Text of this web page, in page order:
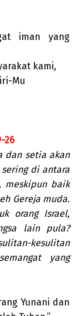
iman yang
kami,
Mu
26
dan setia akan
sering di antara
meskipun baik
Gereja muda.
orang Israel,
lain pula?
kesulitan
yang
Yunani dan